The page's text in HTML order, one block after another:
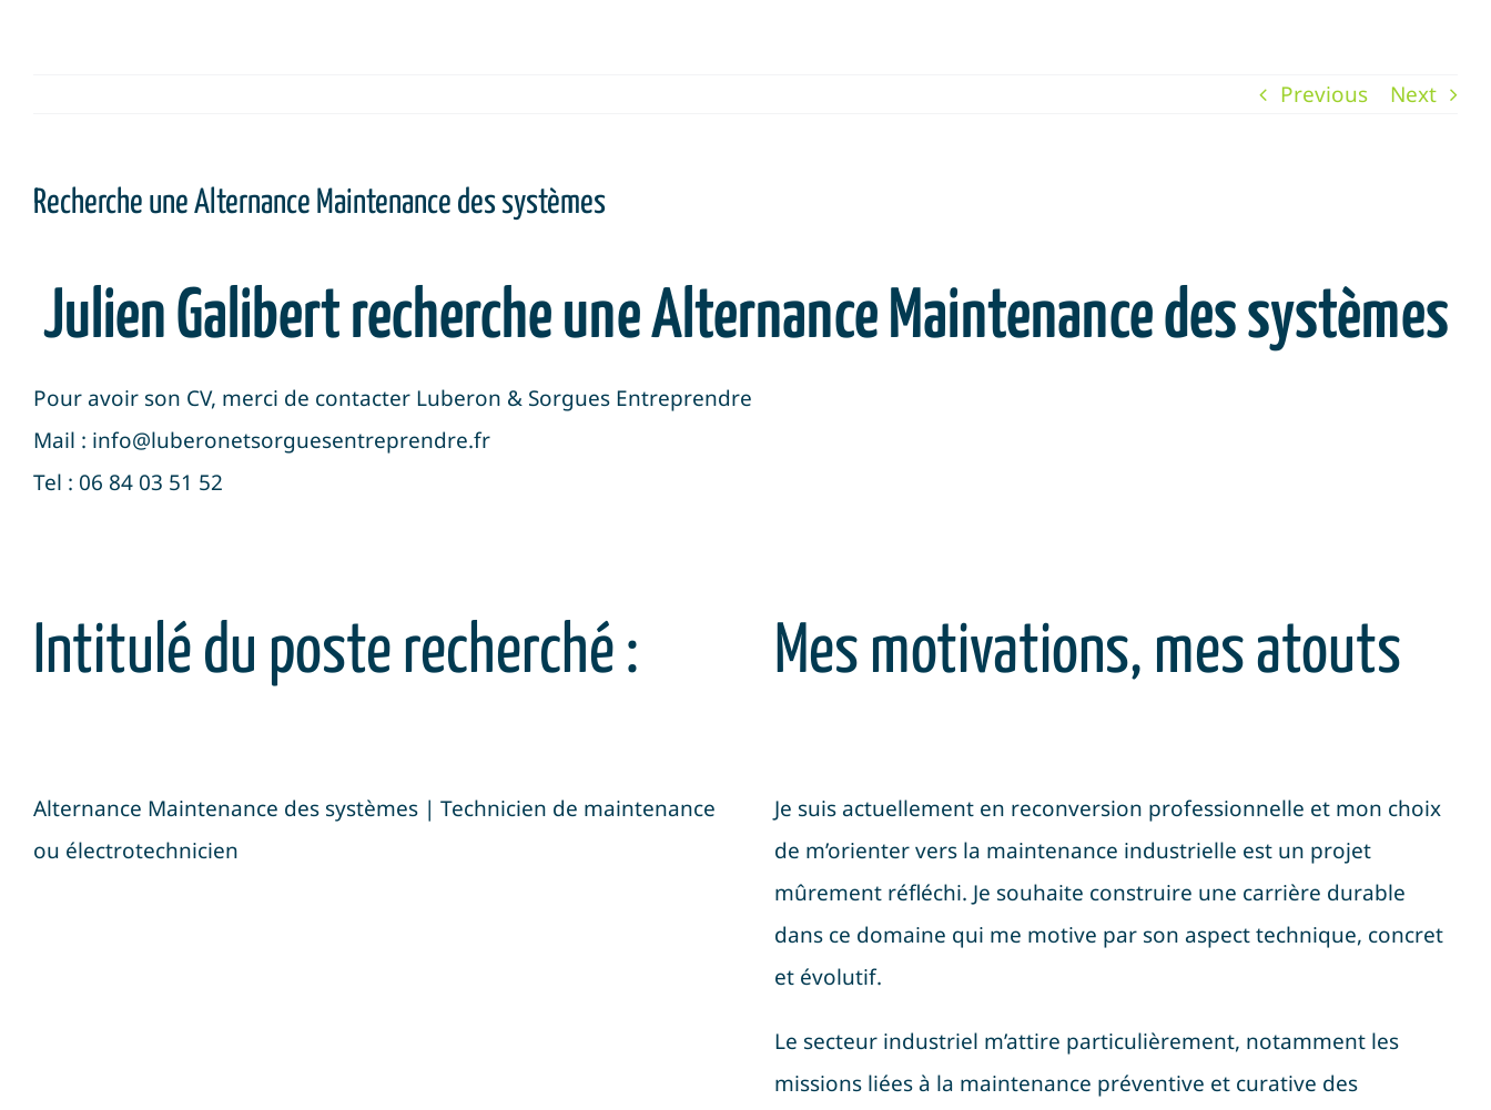
Previous Next
Recherche une Alternance Maintenance des systèmes
Julien Galibert recherche une Alternance Maintenance des systèmes
Pour avoir son CV, merci de contacter Luberon & Sorgues Entreprendre
Mail : info@luberonetsorguesentreprendre.fr
Tel : 06 84 03 51 52
Intitulé du poste recherché :
Alternance Maintenance des systèmes | Technicien de maintenance
ou électrotechnicien
Mes motivations, mes atouts
Je suis actuellement en reconversion professionnelle et mon choix
de m’orienter vers la maintenance industrielle est un projet
mûrement réfléchi. Je souhaite construire une carrière durable
dans ce domaine qui me motive par son aspect technique, concret
et évolutif.
Le secteur industriel m’attire particulièrement, notamment les
missions liées à la maintenance préventive et curative des